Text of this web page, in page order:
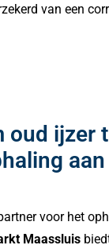
van een
oud ijzer
voor het
Maassluis